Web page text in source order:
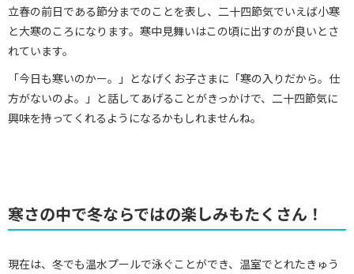
立春の前日である節分までのことを表し、二十四節気でいえば小寒
と大寒のころになります。寒中見舞いはこの頃に出すのが良いとさ
れています。
「今日も寒いのかー。」となげくお子さまに「寒の入りだから。仕
方がないのよ。」と話してあげることがきっかけで、二十四節気に
興味を持ってくれるようになるかもしれませんね。
寒さの中で冬ならではの楽しみもたくさん！
現在は、冬でも温水プールで泳ぐことができ、温室でとれたきゅう